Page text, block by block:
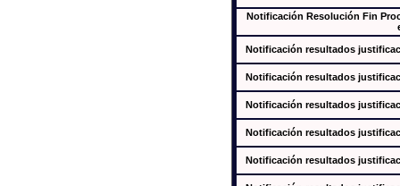
Notificación Resolución Fin
Notificación resultados
Notificación resultados
Notificación resultados
Notificación resultados
Notificación resultados